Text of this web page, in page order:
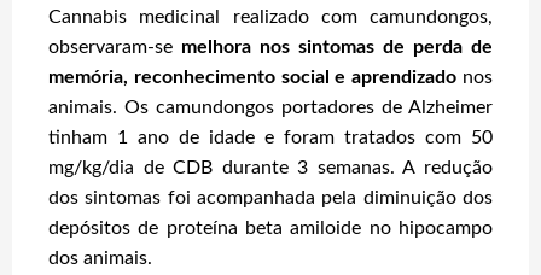
Cannabis medicinal realizado com camundongos,
observaram-se melhora nos sintomas de perda de
memória, reconhecimento social e aprendizado nos
animais. Os camundongos portadores de Alzheimer
tinham 1 ano de idade e foram tratados com 50
mg/kg/dia de CDB durante 3 semanas. A redução
dos sintomas foi acompanhada pela diminuição dos
depósitos de proteína beta amiloide no hipocampo
dos animais.